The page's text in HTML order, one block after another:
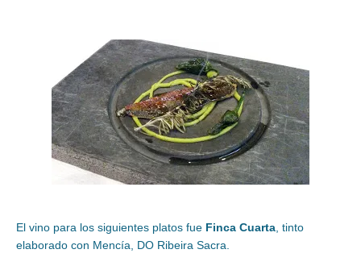
El vino para los siguientes platos fue Finca Cuarta , tinto
elaborado con Mencía, DO Ribeira Sacra.